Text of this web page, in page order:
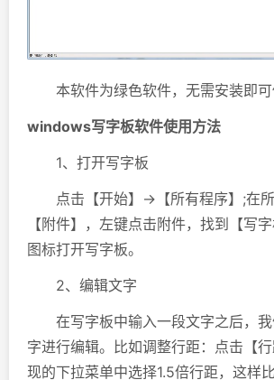
本软件为绿色软件，无需安装即可
windows写字板软件使用方法
1、打开写字板
点击【开始】→【所有程序】;在所
【附件】，左键点击附件，找到【写
图标打开写字板。
2、编辑文字
在写字板中输入一段文字之后，我
字进行编辑。比如调整行距：点击【
现的下拉菜单中选择1.5倍行距，这样比